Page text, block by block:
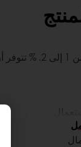
وضع المنتوج في